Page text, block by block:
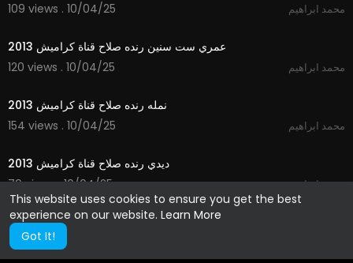
This website uses cookies to ensure you get the best
experience on our website. Learn More
Got It!
109 views . 10/04/25
محمد ابراهيم
عمري ست سنين رنده صلاح قناة كراميش 2013
120 views . 10/04/25
محمد ابراهيم
نمله رنده صلاح قناة كراميش 2013
154 views . 10/04/25
محمد ابراهيم
ديدي رنده صلاح قناة كراميش 2013
79 views . 10/04/25
محمد ابراهيم